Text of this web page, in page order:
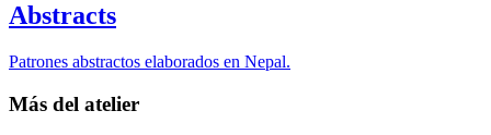
Abstracts
Patrones abstractos elaborados en Nepal.
Más del atelier